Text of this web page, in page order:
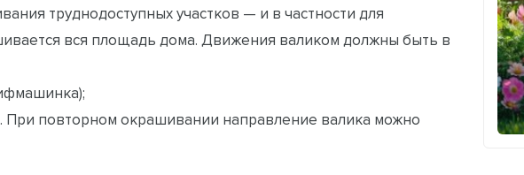
труднодоступных участков — и в частности для
вся площадь дома. Движения валиком должны быть в
При повторном окрашивании направление валика можно